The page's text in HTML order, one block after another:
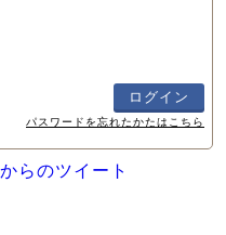
パスワードを忘れたかたはこちら
らのツイート